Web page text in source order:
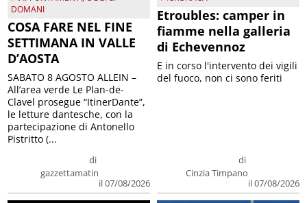
DOMANI
COSA FARE NEL FINE
SETTIMANA IN VALLE
D’AOSTA
di
gazzettamatin
il 07/08/2026
SABATO 8 AGOSTO ALLEIN –
All’area verde Le Plan-de-
Clavel prosegue “ItinerDante”,
le letture dantesche, con la
partecipazione di Antonello
Pistritto (...
Etroubles: camper in
fiamme nella galleria
di Echevennoz
di
Cinzia Timpano
il 07/08/2026
E in corso l'intervento dei vigili
del fuoco, non ci sono feriti